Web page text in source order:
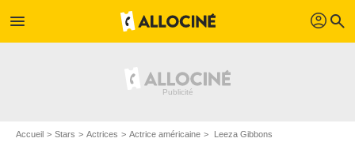
menu profil search
Accueil Stars Actrices Actrice américaine Leeza Gibbons